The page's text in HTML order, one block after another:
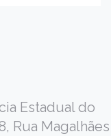
Estadual do
Rua Magalhães